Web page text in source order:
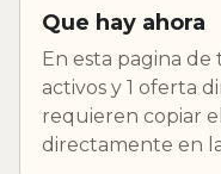
Que hay ahora
En esta pagina de
activos y 1 oferta
requieren copiar
directamente en